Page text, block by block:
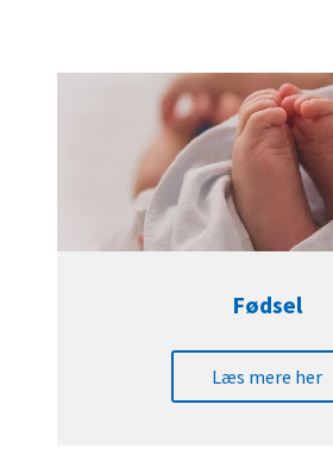
Fødsel
Læs mere her